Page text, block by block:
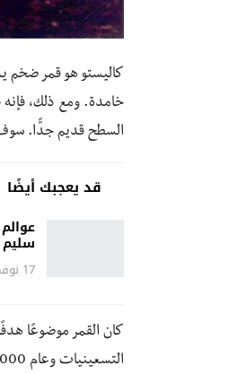
كاليستو هو قمر ضخم
خامدة. ومع ذلك،
السطح قديم جدًّا. سوف
قد يعجبك أيضًا
17 نوفمبر 2025
كان القمر موضوعًا